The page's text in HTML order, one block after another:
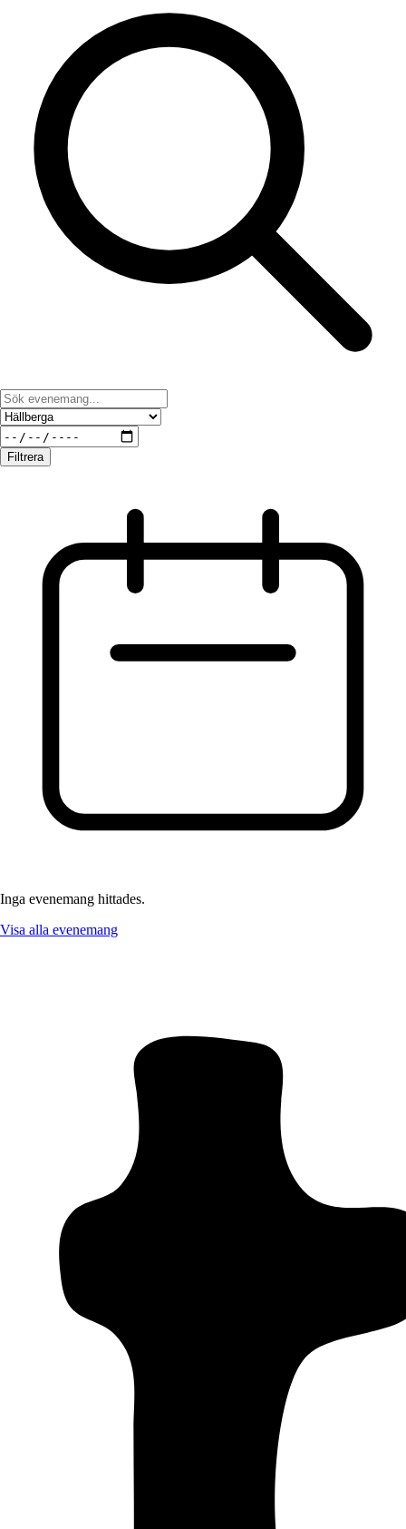
Filtrera
Inga evenemang hittades.
Visa alla evenemang